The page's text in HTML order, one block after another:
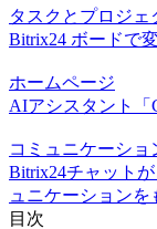
タスクとプロジェ
Bitrix24 ボードで
ホームページ
AIアシスタント「
コミュニケーショ
Bitrix24チャット
ュニケーション
目次